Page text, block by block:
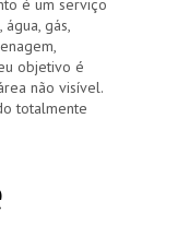
é um serviço
gás,
objetivo é
não visível.
totalmente